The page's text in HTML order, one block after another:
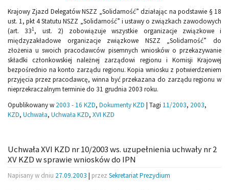
Krajowy Zjazd Delegatów NSZZ „Solidarność” działając na podstawie § 18
ust. 1, pkt 4 Statutu NSZZ „Solidarność” i ustawy o związkach zawodowych
(art. 331, ust. 2) zobowiązuje wszystkie organizacje związkowe i
międzyzakładowe organizacje związkowe NSZZ „Solidarność” do
złożenia u swoich pracodawców pisemnych wniosków o przekazywanie
składki członkowskiej należnej zarządowi regionu i Komisji Krajowej
bezpośrednio na konto zarządu regionu. Kopia wniosku z potwierdzeniem
przyjęcia przez pracodawcę, winna być przekazana do zarządu regionu w
nieprzekraczalnym terminie do 31 grudnia 2003 roku.
Opublikowany w 2003 - 16 KZD, Dokumenty KZD | Tagi 11/2003, 2003,
KZD, Uchwała, Uchwała KZD, XVI KZD
Uchwała XVI KZD nr 10/2003 ws. uzupełnienia uchwały nr 2
XV KZD w sprawie wniosków do IPN
Napisany w dniu 27.09.2003 | przez Sekretariat Prezydium